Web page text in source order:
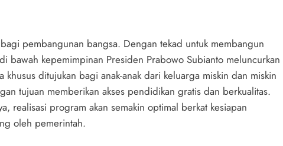
pembangunan bangsa. Dengan tekad untuk membangun
bawah kepemimpinan Presiden Prabowo Subianto meluncurkan
khusus ditujukan bagi anak-anak dari keluarga miskin dan miskin
tujuan memberikan akses pendidikan gratis dan berkualitas.
realisasi program akan semakin optimal berkat kesiapan
oleh pemerintah.